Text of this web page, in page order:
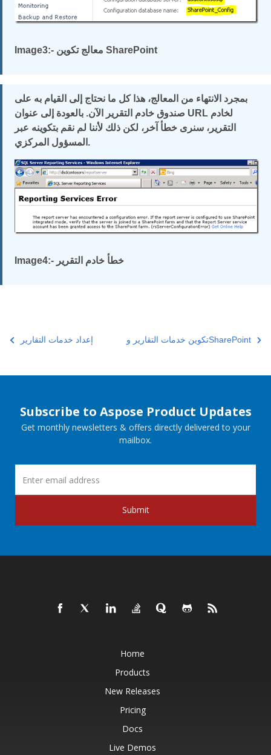
Image3:- معالج تكوين SharePoint
بمجرد الانتهاء من المعالج، هذا كل ما نحتاج إلى القيام به على
صندوق خادم التقرير الآن. بالعودة إلى عنوان URL لخادم
التقرير، سنرى خطأ آخر، لكن ذلك لأننا لم نقم بتكوينه عبر
المسؤول المركزي.
Image4:- خطأ خادم التقرير
إعداد خدمات التقارير تكوين خدمات التقارير وSharePoint
Subscribe to Aspose Product Updates
Get monthly newsletters & offers directly delivered to your
mailbox.
Submit
Home
Products
New Releases
Pricing
Docs
Live Demos